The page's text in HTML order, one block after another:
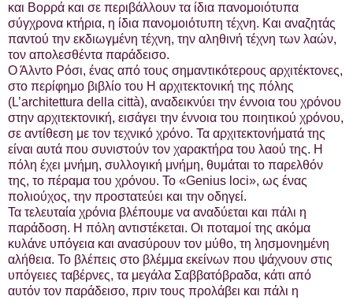
και Βορρά και σε περιβάλλουν τα ίδια πανομοιότυπα
σύγχρονα κτήρια, η ίδια πανομοιότυπη τέχνη. Και αναζητάς
παντού την εκδιωγμένη τέχνη, την αληθινή τέχνη των λαών,
τον απολεσθέντα παράδεισο.
Ο Άλντο Ρόσι, ένας από τους σημαντικότερους αρχιτέκτονες,
στο περίφημο βιβλίο του Η αρχιτεκτονική της πόλης
(L’architettura della città), αναδεικνύει την έννοια του χρόνου
στην αρχιτεκτονική, εισάγει την έννοια του ποιητικού χρόνου,
σε αντίθεση με τον τεχνικό χρόνο. Τα αρχιτεκτονήματά της
είναι αυτά που συνιστούν τον χαρακτήρα του λαού της. Η
πόλη έχει μνήμη, συλλογική μνήμη, θυμάται το παρελθόν
της, το πέραμα του χρόνου. Το «Genius loci», ως ένας
πολιούχος, την προστατεύει και την οδηγεί.
Τα τελευταία χρόνια βλέπουμε να αναδύεται και πάλι η
παράδοση. Η πόλη αντιστέκεται. Οι ποταμοί της ακόμα
κυλάνε υπόγεια και ανασύρουν τον μύθο, τη λησμονημένη
αλήθεια. Το βλέπεις στο βλέμμα εκείνων που ψάχνουν στις
υπόγειες ταβέρνες, τα μεγάλα Σαββατόβραδα, κάτι από
αυτόν τον παράδεισο, πριν τους προλάβει και πάλι η